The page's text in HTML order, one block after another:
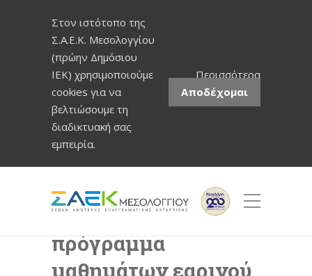
Στον ιστότοπο της
Σ.Α.Ε.Κ. Μεσολογγίου
(πρώην Δημόσιου
ΙΕΚ) χρησιμοποιούμε
cookies για να
βελτιώσουμε τη
διαδικτυακή σας
εμπειρία.
Περισσότερα
Αποδέχομαι
Ωρολόγιο
πρόγραμμα
μαθημάτων εαρινού